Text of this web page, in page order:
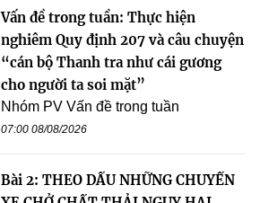
Vấn đề trong tuần: Thực hiện
nghiêm Quy định 207 và câu chuyện
“cán bộ Thanh tra như cái gương
cho người ta soi mặt”
Nhóm PV Vấn đề trong tuần
07:00 08/08/2026
Bài 2: THEO DẤU NHỮNG CHUYẾN